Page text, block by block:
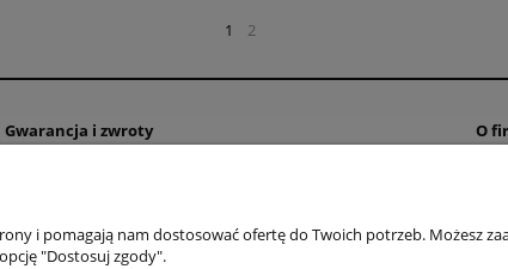
1 2
Gwarancja i zwroty O
i pomagają nam dostosować ofertę do Twoich potrzeb. Możesz
"Dostosuj zgody".